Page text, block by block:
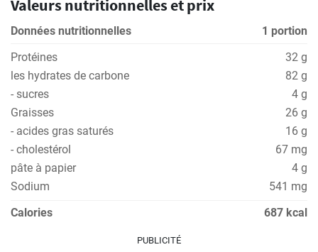
Valeurs nutritionnelles et prix
Données nutritionnelles
1 portion
Protéines
32 g
les hydrates de carbone
82 g
- sucres
4 g
Graisses
26 g
- acides gras saturés
16 g
- cholestérol
67 mg
pâte à papier
4 g
Sodium
541 mg
Calories
687 kcal
PUBLICITÉ